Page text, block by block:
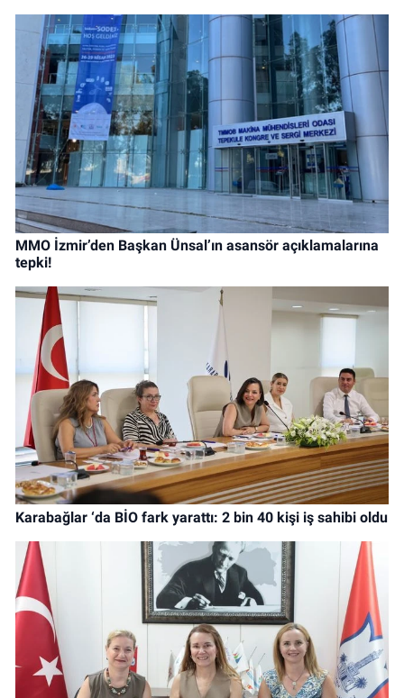
MMO İzmir’den Başkan Ünsal’ın asansör açıklamalarına
tepki!
Karabağlar ‘da BİO fark yarattı: 2 bin 40 kişi iş sahibi oldu